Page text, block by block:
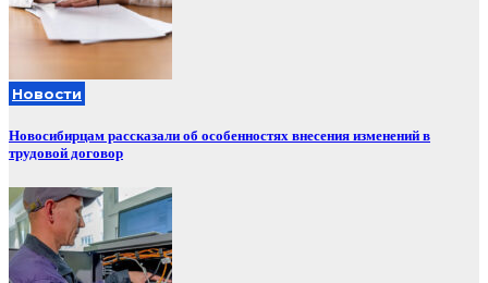
Новости
Новосибирцам рассказали об особенностях внесения изменений в
трудовой договор